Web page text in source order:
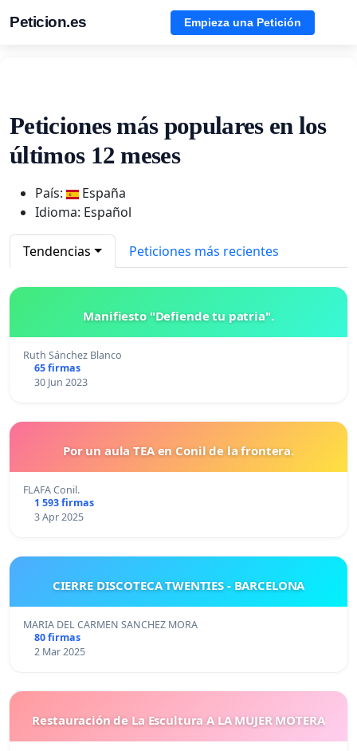
Peticion.es Empieza una Petición
Peticiones más populares en los
últimos 12 meses
País:
España
Idioma: Español
Tendencias Peticiones más recientes
Manifiesto "Defiende tu patria".
Ruth Sánchez Blanco
65 firmas
30 Jun 2023
Por un aula TEA en Conil de la frontera.
FLAFA Conil.
1 593 firmas
3 Apr 2025
CIERRE DISCOTECA TWENTIES - BARCELONA
MARIA DEL CARMEN SANCHEZ MORA
80 firmas
2 Mar 2025
Restauración de La Escultura A LA MUJER MOTERA